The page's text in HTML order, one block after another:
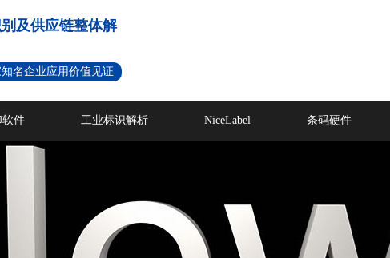
及供应链整体解
名企业应用价值见证
软件 工业标识解析 NiceLabel 条码硬件